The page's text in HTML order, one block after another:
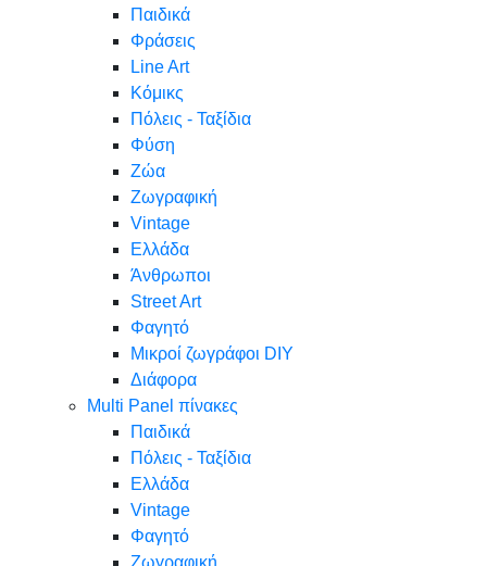
Παιδικά
Φράσεις
Line Art
Κόμικς
Πόλεις - Ταξίδια
Φύση
Ζώα
Ζωγραφική
Vintage
Ελλάδα
Άνθρωποι
Street Art
Φαγητό
Μικροί ζωγράφοι DIY
Διάφορα
Multi Panel πίνακες
Παιδικά
Πόλεις - Ταξίδια
Ελλάδα
Vintage
Φαγητό
Ζωγραφική